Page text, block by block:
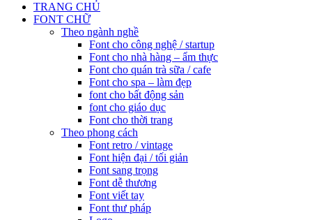
TRANG CHỦ
FONT CHỮ
Theo ngành nghề
Font cho công nghệ / startup
Font cho nhà hàng – ẩm thực
Font cho quán trà sữa / cafe
Font cho spa – làm đẹp
font cho bất động sản
font cho giáo dục
Font cho thời trang
Theo phong cách
Font retro / vintage
Font hiện đại / tối giản
Font sang trọng
Font dễ thương
Font viết tay
Font thư pháp